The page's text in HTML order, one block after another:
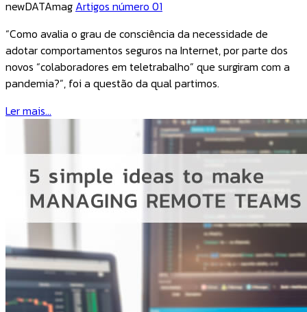
newDATAmag Artigos número 01
“Como avalia o grau de consciência da necessidade de
adotar comportamentos seguros na Internet, por parte dos
novos “colaboradores em teletrabalho” que surgiram com a
pandemia?”, foi a questão da qual partimos.
Ler mais...